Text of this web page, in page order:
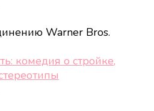
Warner Bros.
комедия о стройке,